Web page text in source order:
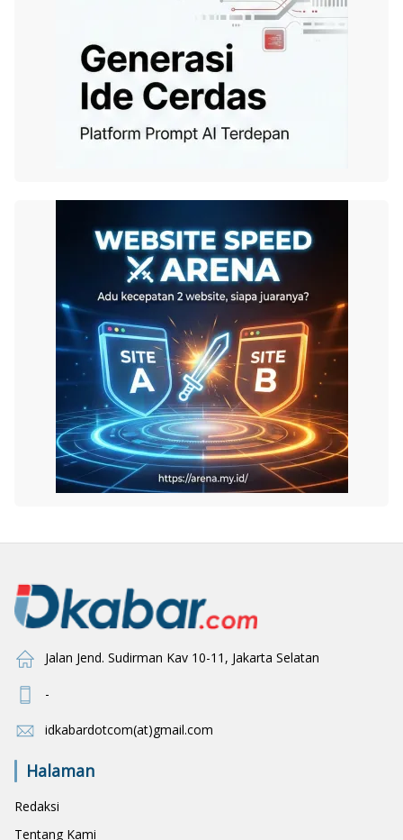
Jalan Jend. Sudirman Kav 10-11, Jakarta Selatan
-
idkabardotcom(at)gmail.com
Halaman
Redaksi
Tentang Kami